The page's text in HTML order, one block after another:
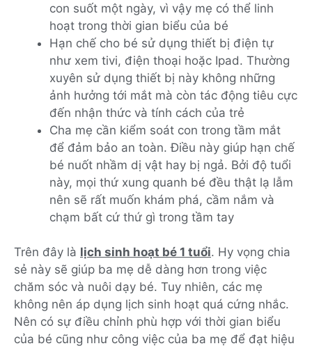
con suốt một ngày, vì vậy mẹ có thể linh
hoạt trong thời gian biểu của bé
Hạn chế cho bé sử dụng thiết bị điện tự
như xem tivi, điện thoại hoặc Ipad. Thường
xuyên sử dụng thiết bị này không những
ảnh hưởng tới mắt mà còn tác động tiêu cực
đến nhận thức và tính cách của trẻ
Cha mẹ cần kiểm soát con trong tầm mắt
để đảm bảo an toàn. Điều này giúp hạn chế
bé nuốt nhầm dị vật hay bị ngả. Bởi độ tuổi
này, mọi thứ xung quanh bé đều thật lạ lẫm
nên sẽ rất muốn khám phá, cầm nắm và
chạm bất cứ thứ gì trong tầm tay
Trên đây là lịch sinh hoạt bé 1 tuổi. Hy vọng chia
sẻ này sẽ giúp ba mẹ dễ dàng hơn trong việc
chăm sóc và nuôi dạy bé. Tuy nhiên, các mẹ
không nên áp dụng lịch sinh hoạt quá cứng nhắc.
Nên có sự điều chỉnh phù hợp với thời gian biểu
của bé cũng như công việc của ba mẹ để đạt hiệu